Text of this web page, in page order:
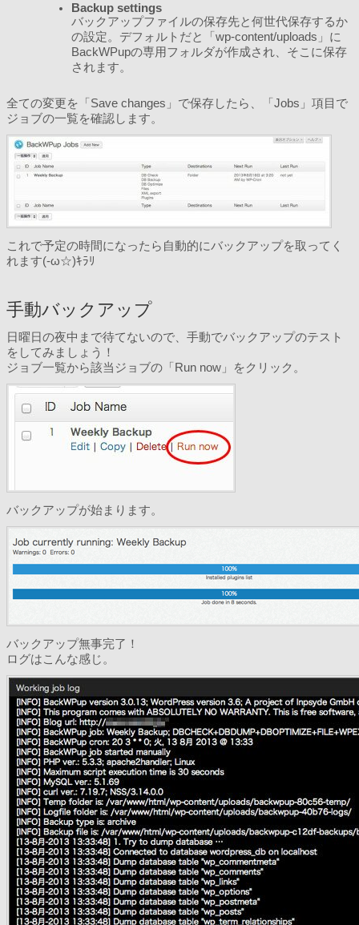
Backup settings
バックアップファイルの保存先と何世代保存するか
の設定。デフォルトだと「wp-content/uploads」に
BackWPupの専用フォルダが作成され、そこに保存
されます。
全ての変更を「Save changes」で保存したら、「Jobs」項目で
ジョブの一覧を確認します。
これで予定の時間になったら自動的にバックアップを取ってく
れます(-ω☆)ｷﾗﾘ
手動バックアップ
日曜日の夜中まで待てないので、手動でバックアップのテスト
をしてみましょう！
ジョブ一覧から該当ジョブの「Run now」をクリック。
バックアップが始まります。
バックアップ無事完了！
ログはこんな感じ。